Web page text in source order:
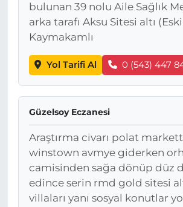
bulunan 39 nolu Aile Sağlık
arka tarafı Aksu Sitesi altı
Kaymakamlı
Yol Tarifi Al 0 (543) 447
Güzelsoy Eczanesi
Araştırma civarı polat
winstown avmye giderken
camisinden sağa dönüp düz
edince serin rmd gold sitesi
villaları yanı sosyal konutlar